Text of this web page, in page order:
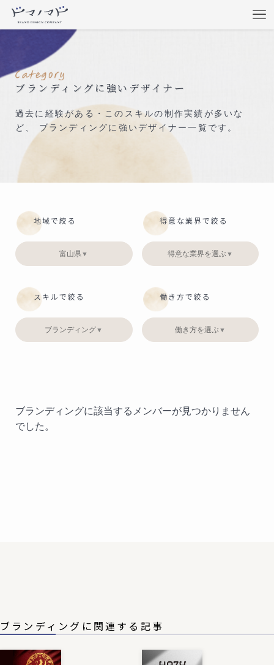
ブランディングに強いデザイナー
過去に経験がある・このスキルの制作実績が多いな
ど、 ブランディングに強いデザイナー一覧です。
地域で絞る
富山県 ▼
得意な業界で絞る
得意な業界を選ぶ ▼
スキルで絞る
ブランディング▼
働き方で絞る
働き方を選ぶ ▼
ブランディングに該当するメンバーが見つかりません
でした。
ブランディングに関連する記事